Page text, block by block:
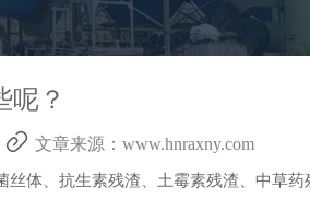
呢？
文章来源：www.hnraxny.com
体、抗生素残渣、土霉素残渣、中草